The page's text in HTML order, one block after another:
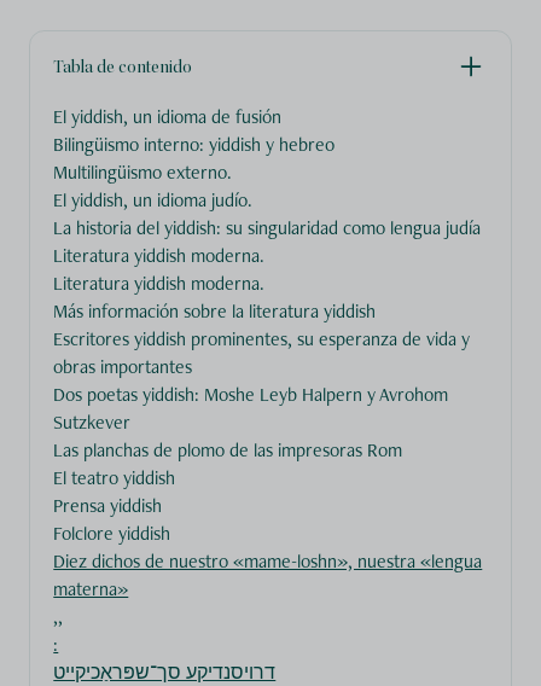
Tabla de contenido
El yiddish, un idioma de fusión
Bilingüismo interno: yiddish y hebreo
Multilingüismo externo.
El yiddish, un idioma judío.
La historia del yiddish: su singularidad como lengua judía
Literatura yiddish moderna.
Literatura yiddish moderna.
Más información sobre la literatura yiddish
Escritores yiddish prominentes, su esperanza de vida y
obras importantes
Dos poetas yiddish: Moshe Leyb Halpern y Avrohom
Sutzkever
Las planchas de plomo de las impresoras Rom
El teatro yiddish
Prensa yiddish
Folclore yiddish
Diez dichos de nuestro «mame-loshn», nuestra «lengua
materna»
,,
:
דרויסנדיקע סך־שפּראַכיקייט